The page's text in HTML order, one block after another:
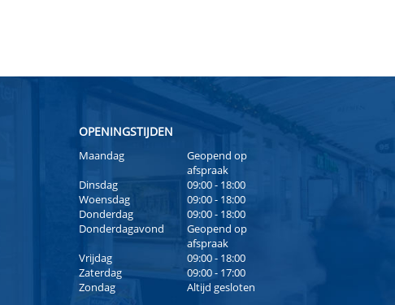
OPENINGSTIJDEN
Maandag
Geopend op
afspraak
Dinsdag
09:00 - 18:00
Woensdag
09:00 - 18:00
Donderdag
09:00 - 18:00
Donderdagavond
Geopend op
afspraak
Vrijdag
09:00 - 18:00
Zaterdag
09:00 - 17:00
Zondag
Altijd gesloten